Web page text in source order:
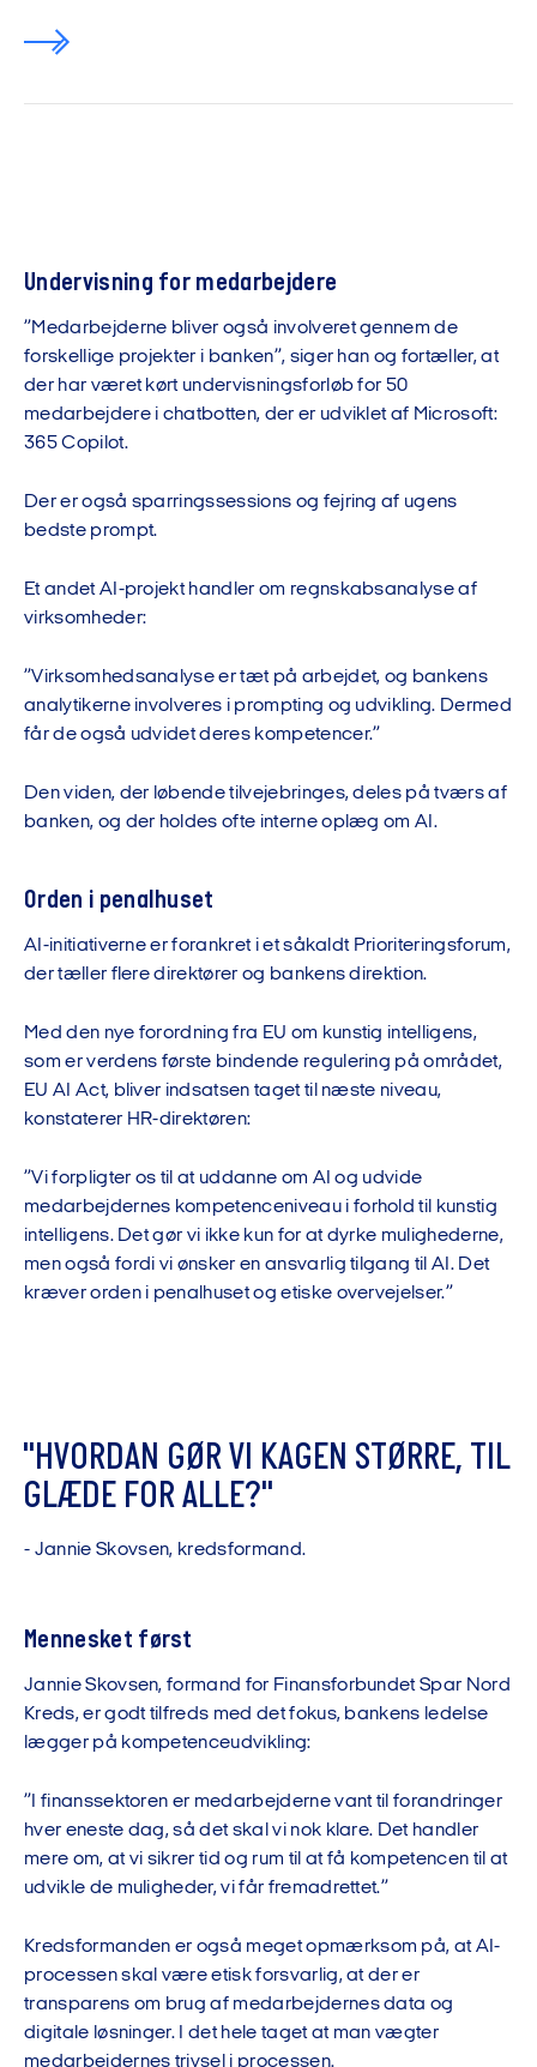
Undervisning for medarbejdere
”Medarbejderne bliver også involveret gennem de
forskellige projekter i banken”, siger han og fortæller, at
der har været kørt undervisningsforløb for 50
medarbejdere i chatbotten, der er udviklet af Microsoft:
365 Copilot.
Der er også sparringssessions og fejring af ugens
bedste prompt.
Et andet AI-projekt handler om regnskabsanalyse af
virksomheder:
”Virksomhedsanalyse er tæt på arbejdet, og bankens
analytikerne involveres i prompting og udvikling. Dermed
får de også udvidet deres kompetencer.”
Den viden, der løbende tilvejebringes, deles på tværs af
banken, og der holdes ofte interne oplæg om AI.
Orden i penalhuset
AI-initiativerne er forankret i et såkaldt Prioriteringsforum,
der tæller flere direktører og bankens direktion.
Med den nye forordning fra EU om kunstig intelligens,
som er verdens første bindende regulering på området,
EU AI Act, bliver indsatsen taget til næste niveau,
konstaterer HR-direktøren:
”Vi forpligter os til at uddanne om AI og udvide
medarbejdernes kompetenceniveau i forhold til kunstig
intelligens. Det gør vi ikke kun for at dyrke mulighederne,
men også fordi vi ønsker en ansvarlig tilgang til AI. Det
kræver orden i penalhuset og etiske overvejelser.”
"HVORDAN GØRVI KAGEN STØRRE, TIL
GLÆDE FORALLE?"
- Jannie Skovsen, kredsformand.
Mennesket først
Jannie Skovsen, formand for Finansforbundet Spar Nord
Kreds, er godt tilfreds med det fokus, bankens ledelse
lægger på kompetenceudvikling:
”I finanssektoren er medarbejderne vant til forandringer
hver eneste dag, så det skal vi nok klare. Det handler
mere om, at vi sikrer tid og rum til at få kompetencen til at
udvikle de muligheder, vi får fremadrettet.”
Kredsformanden er også meget opmærksom på, at AI-
processen skal være etisk forsvarlig, at der er
transparens om brug af medarbejdernes data og
digitale løsninger. I det hele taget at man vægter
medarbejdernes trivsel i processen.